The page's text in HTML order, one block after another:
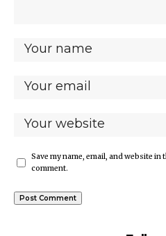
Save my name, email, and website
comment.